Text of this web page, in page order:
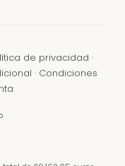
de privacidad ·
· Condiciones